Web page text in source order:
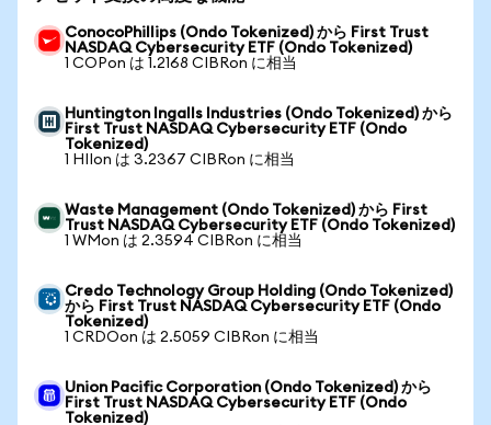
ConocoPhillips (Ondo Tokenized) から First Trust
NASDAQ Cybersecurity ETF (Ondo Tokenized)
1 COPon は 1.2168 CIBRon に相当
Huntington Ingalls Industries (Ondo Tokenized) から
First Trust NASDAQ Cybersecurity ETF (Ondo
Tokenized)
1 HIIon は 3.2367 CIBRon に相当
Waste Management (Ondo Tokenized) から First
Trust NASDAQ Cybersecurity ETF (Ondo Tokenized)
1 WMon は 2.3594 CIBRon に相当
Credo Technology Group Holding (Ondo Tokenized)
から First Trust NASDAQ Cybersecurity ETF (Ondo
Tokenized)
1 CRDOon は 2.5059 CIBRon に相当
Union Pacific Corporation (Ondo Tokenized) から
First Trust NASDAQ Cybersecurity ETF (Ondo
Tokenized)